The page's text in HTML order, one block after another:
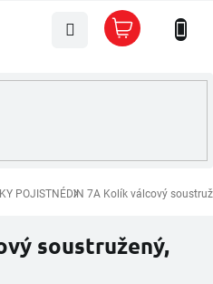
Nákupní
košík
POJISTNÉDIN 7A Kolík válcový
soustružený,